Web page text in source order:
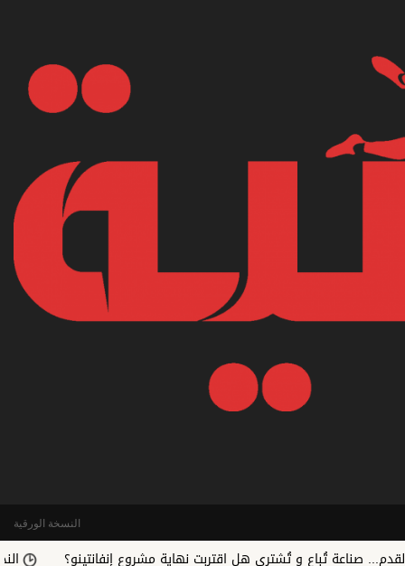
النسخة الورقية
تُباع و تُشترى هل اقتربت نهاية مشروع إنفانتينو؟ النجم